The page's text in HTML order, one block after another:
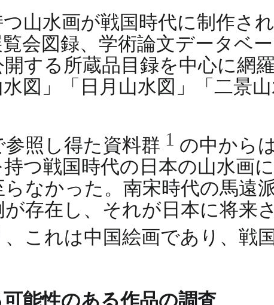
つ山水画が戦国時代に制作さ
会図録、学術論文データベ
する所蔵品目録を中心に網
図」「日月山水図」「二景
照し得た資料群 1 の中から
つ戦国時代の日本の山水画
なかった。南宋時代の馬遠
が存在し、それが日本に将来
、これは中国絵画であり、戦
能性のある作品の調査